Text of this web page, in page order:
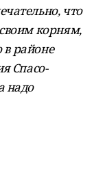
что
корням,
в районе
Спасо-
надо